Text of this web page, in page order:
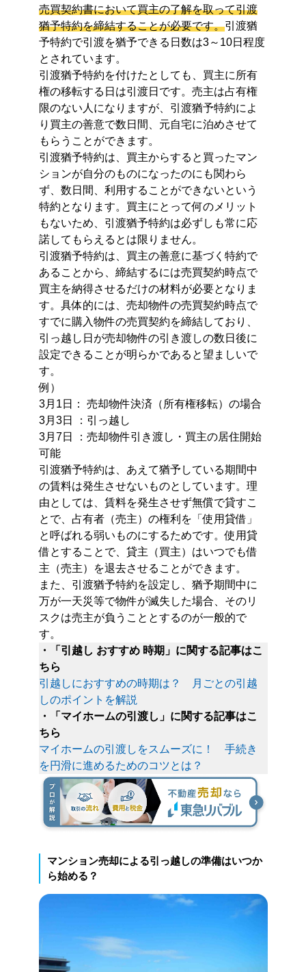
売買契約書において買主の了解を取って引渡
猶予特約を締結することが必要です。引渡猶
予特約で引渡を猶予できる日数は3～10日程度
とされています。
引渡猶予特約を付けたとしても、買主に所有
権の移転する日は引渡日です。売主は占有権
限のない人になりますが、引渡猶予特約によ
り買主の善意で数日間、元自宅に泊めさせて
もらうことができます。
引渡猶予特約は、買主からすると買ったマン
ションが自分のものになったのにも関わら
ず、数日間、利用することができないという
特約となります。買主にとって何のメリット
もないため、引渡猶予特約は必ずしも常に応
諾してもらえるとは限りません。
引渡猶予特約は、買主の善意に基づく特約で
あることから、締結するには売買契約時点で
買主を納得させるだけの材料が必要となりま
す。具体的には、売却物件の売買契約時点で
すでに購入物件の売買契約を締結しており、
引っ越し日が売却物件の引き渡しの数日後に
設定できることが明らかであると望ましいで
す。
例）
3月1日： 売却物件決済（所有権移転）の場合
3月3日 ：引っ越し
3月7日 ：売却物件引き渡し・買主の居住開始
可能
引渡猶予特約は、あえて猶予している期間中
の賃料は発生させないものとしています。理
由としては、賃料を発生させず無償で貸すこ
とで、占有者（売主）の権利を「使用貸借」
と呼ばれる弱いものにするためです。使用貸
借とすることで、貸主（買主）はいつでも借
主（売主）を退去させることができます。
また、引渡猶予特約を設定し、猶予期間中に
万が一天災等で物件が滅失した場合、そのリ
スクは売主が負うこととするのが一般的で
す。
・「引越し おすすめ 時期」に関する記事はこ
ちら
引越しにおすすめの時期は？ 月ごとの引越
しのポイントを解説
・「マイホームの引渡し」に関する記事はこ
ちら
マイホームの引渡しをスムーズに！ 手続き
を円滑に進めるためのコツとは？
マンション売却による引っ越しの準備はいつか
ら始める？